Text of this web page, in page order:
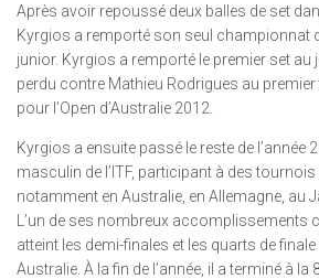
Après avoir repoussé deux balles de set
Kyrgios a remporté son seul championnat
junior. Kyrgios a remporté le premier set au
perdu contre Mathieu Rodrigues au
pour l’Open d’Australie 2012.
Kyrgios a ensuite passé le reste de l’année
masculin de l’ITF, participant à des
notamment en Australie, en Allemagne, au
L’un de ses nombreux accomplissements
atteint les demi-finales et les quarts de
Australie. À la fin de l’année, il a terminé à